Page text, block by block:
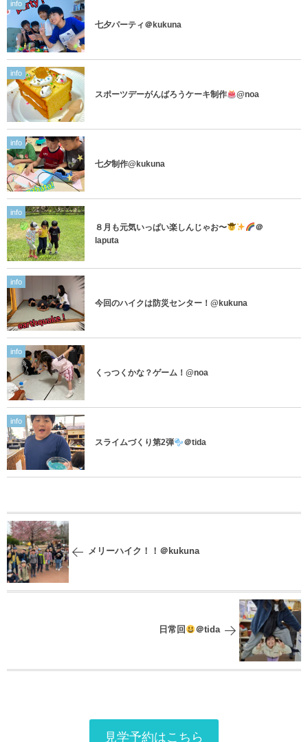
info
七夕パーティ＠kukuna
info
スポーツデーがんばろうケーキ制作 @noa
info
七夕制作@kukuna
info
８月も元気いっぱい楽しんじゃお〜
＠
laputa
info
今回のハイクは防災センター！@kukuna
info
くっつくかな？ゲーム！@noa
info
スライムづくり第2弾 ＠tida
メリーハイク！！＠kukuna
日常回 ＠tida
見学予約はこちら